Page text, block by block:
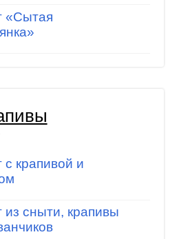
«Сытая
с крапивой и
из сныти, крапивы